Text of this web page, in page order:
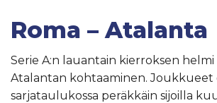
Roma – Atalanta
Serie A:n lauantain kierroksen helmi
Atalantan kohtaaminen. Joukkueet
sarjataulukossa peräkkäin sijoilla